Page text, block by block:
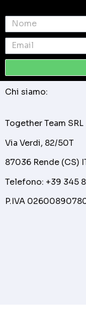
Chi siamo:
Together Team SRL
Via Verdi, 82/50T
87036 Rende (CS)
Telefono: +39 345
P.IVA